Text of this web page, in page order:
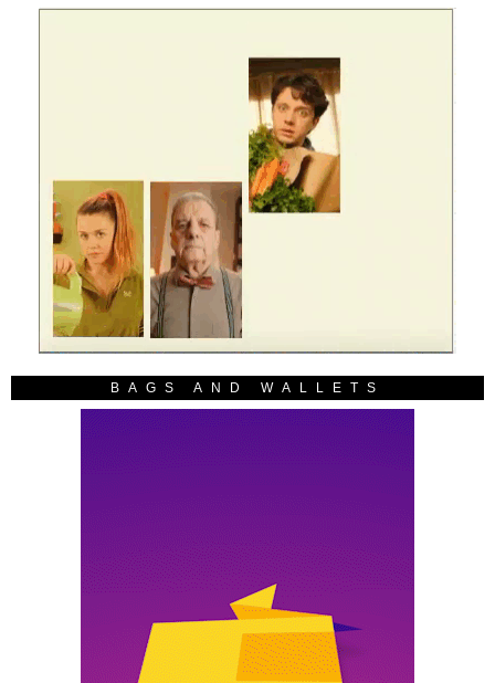
BAGS AND WALLETS